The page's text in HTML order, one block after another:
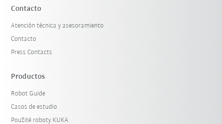
Contacto
Atención técnica y asesoramiento
Contacto
Press Contacts
Productos
Robot Guide
Casos de estudio
Použité roboty KUKA